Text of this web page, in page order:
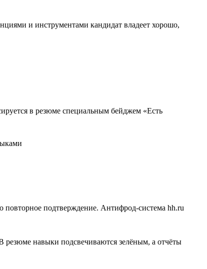
и инструментами кандидат владеет хорошо,
в резюме специальным бейджем «Есть
повторное подтверждение. Антифрод-система hh.ru
навыки подсвечиваются зелёным, а отчёты